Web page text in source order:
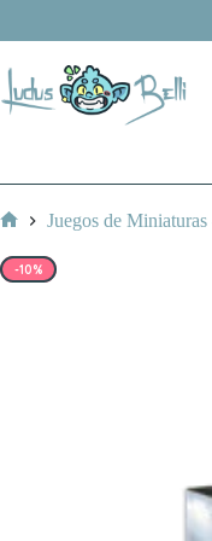
Juegos de Miniaturas
-10%